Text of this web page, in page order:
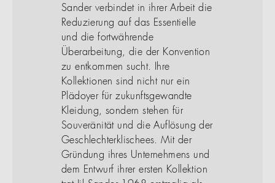
Sander verbindet in ihrer Arbeit die
Reduzierung auf das Essentielle
und die fortwährende
Überarbeitung, die der Konvention
zu entkommen sucht. Ihre
Kollektionen sind nicht nur ein
Plädoyer für zukunftsgewandte
Kleidung, sondern stehen für
Souveränität und die Auflösung der
Geschlechterklischees. Mit der
Gründung ihres Unternehmens und
dem Entwurf ihrer ersten Kollektion